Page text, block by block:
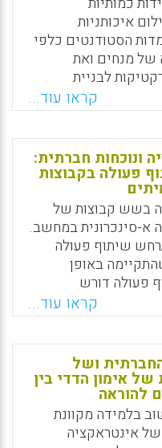
מנהיג, ובייחוד
למרות חשיבותו
מובילות של
עושה צעד ראשון
של נוכחות
אמפירי של תוקף
איכותניות
הסטודנטים כלפי
של מנחים ואת
לבניית
למידה מקוונות.
חזקה למאפיינים
פני מאפיינים
ופרקטיקות מבוססי-פדגוגיה(Wright, Robert;
Jones,
קראו עוד...
ונוכחות חברתית:
פעולה בקבוצות
בשש קבוצות של
א-סינכרונית במחשב.
שיתוף פעולה
באופן
פעולה דורש
לא התרחש
השתתפות נמוכה של
לא מובילה
באמצעות הפוסטים
לתגובות מצד
אינטראקציה אבל
דבר שהוכח על ידי
על פני דפוסים
קראו עוד...
ושל
אימון הדדי בין
להוראה
בלמידה מקוונת
אינטראקציה